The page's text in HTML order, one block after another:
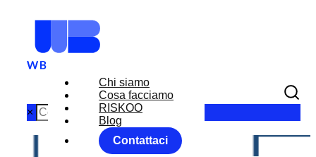
Chi siamo
Cosa facciamo
RISKOO
Blog
Contattaci
×